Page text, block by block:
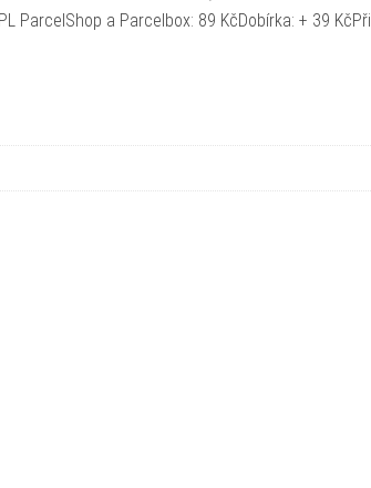
ParcelShop a Parcelbox: 89 KčDobírka: + 39 KčPři